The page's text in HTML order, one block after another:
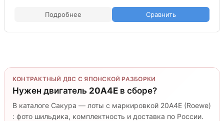
Подробнее Сравнить
КОНТРАКТНЫЙ ДВС С ЯПОНСКОЙ РАЗБОРКИ
Нужен двигатель 20A4E в сборе?
В каталоге Сакура — лоты с маркировкой 20A4E (Roewe)
: фото шильдика, комплектность и доставка по России.